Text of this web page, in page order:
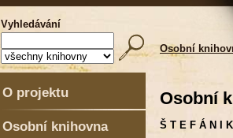
Vyhledávání
Osobní
O projektu
Osobní knihovna
Osobní
Š T E F Á N I